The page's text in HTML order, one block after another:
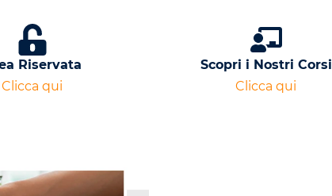
Riservata
Clicca qui
Scopri i Nostri Corsi
Clicca qui